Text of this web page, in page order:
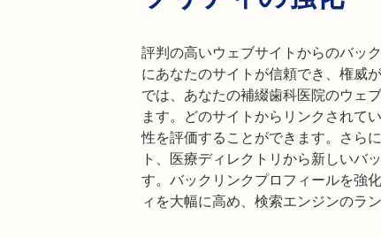
評判の高いウェブサイトからのバッ
にあなたのサイトが信頼でき、権威
では、あなたの補綴歯科医院のウェ
ます。どのサイトからリンクされて
性を評価することができます。さら
ト、医療ディレクトリから新しいバ
す。バックリンクプロフィールを強
ィを大幅に高め、検索エンジンのラ